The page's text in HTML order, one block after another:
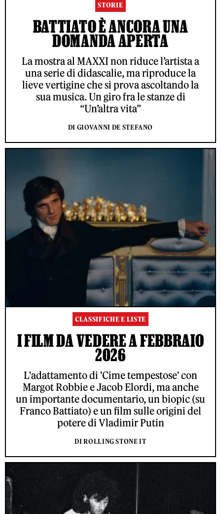
STORIE
BATTIATO È ANCORA UNA
DOMANDA APERTA
La mostra al MAXXI non riduce l’artista a
una serie di didascalie, ma riproduce la
lieve vertigine che si prova ascoltando la
sua musica. Un giro fra le stanze di
“Un’altra vita”
DI GIOVANNI DE STEFANO
CLASSIFICHE E LISTE
I FILM DA VEDERE A FEBBRAIO
2026
L'adattamento di 'Cime tempestose' con
Margot Robbie e Jacob Elordi, ma anche
un importante documentario, un biopic (su
Franco Battiato) e un film sulle origini del
potere di Vladimir Putin
DI ROLLING STONE IT